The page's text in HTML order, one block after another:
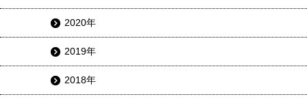
2020年
2019年
2018年